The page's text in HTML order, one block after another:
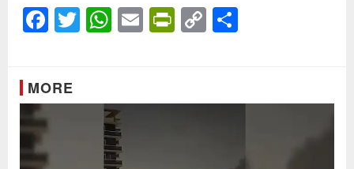
Facebook
Twitter
WhatsApp
EmailPrintFriendly
Copy
Link
MORE